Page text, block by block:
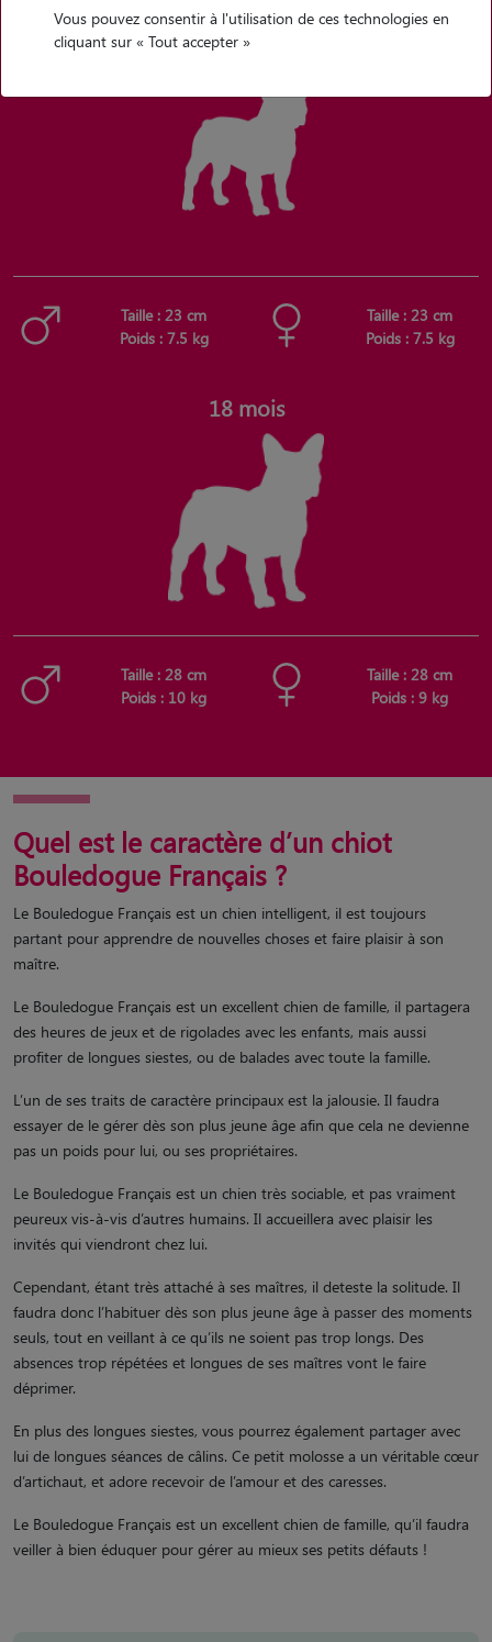
12 mois
Taille : 23 cm
Poids : 7.5 kg
Taille : 23 cm
Poids : 7.5 kg
18 mois
Taille : 28 cm
Poids : 10 kg
Taille : 28 cm
Poids : 9 kg
Quel est le caractère d’un chiot
Bouledogue Français ?
Le Bouledogue Français est un chien intelligent, il est toujours
partant pour apprendre de nouvelles choses et faire plaisir à son
maître.
Le Bouledogue Français est un excellent chien de famille, il partagera
des heures de jeux et de rigolades avec les enfants, mais aussi
profiter de longues siestes, ou de balades avec toute la famille.
L’un de ses traits de caractère principaux est la jalousie. Il faudra
essayer de le gérer dès son plus jeune âge afin que cela ne devienne
pas un poids pour lui, ou ses propriétaires.
Le Bouledogue Français est un chien très sociable, et pas vraiment
peureux vis-à-vis d’autres humains. Il accueillera avec plaisir les
invités qui viendront chez lui.
Cependant, étant très attaché à ses maîtres, il deteste la solitude. Il
faudra donc l’habituer dès son plus jeune âge à passer des moments
seuls, tout en veillant à ce qu’ils ne soient pas trop longs. Des
absences trop répétées et longues de ses maîtres vont le faire
déprimer.
En plus des longues siestes, vous pourrez également partager avec
lui de longues séances de câlins. Ce petit molosse a un véritable cœur
d’artichaut, et adore recevoir de l’amour et des caresses.
Le Bouledogue Français est un excellent chien de famille, qu’il faudra
veiller à bien éduquer pour gérer au mieux ses petits défauts !
Vous pouvez consentir à l'utilisation de ces technologies en
cliquant sur « Tout accepter »